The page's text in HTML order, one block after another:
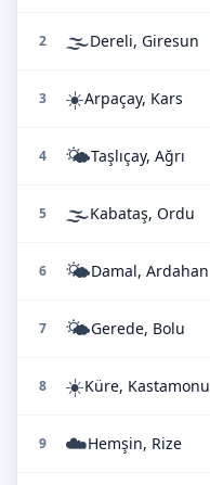
2 🌫️Dereli, Giresun
3 ☀️Arpaçay, Kars
4 🌤️Taşlıçay, Ağrı
5 🌫️Kabataş, Ordu
6 🌤️Damal, Ardahan
7 🌤️Gerede, Bolu
8 ☀️Küre, Kastamonu
9 ☁️Hemşin, Rize